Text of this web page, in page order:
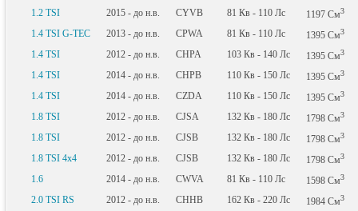
1.2 TSI 2015 - до н.в. CYVB 81 Кв - 110 Лс 1197 См3
1.4 TSI G-TEC 2013 - до н.в. CPWA 81 Кв - 110 Лс 1395 См3
1.4 TSI 2012 - до н.в. CHPA 103 Кв - 140 Лс 1395 См3
1.4 TSI 2014 - до н.в. CHPB 110 Кв - 150 Лс 1395 См3
1.4 TSI 2014 - до н.в. CZDA 110 Кв - 150 Лс 1395 См3
1.8 TSI 2012 - до н.в. CJSA 132 Кв - 180 Лс 1798 См3
1.8 TSI 2012 - до н.в. CJSB 132 Кв - 180 Лс 1798 См3
1.8 TSI 4x4 2012 - до н.в. CJSB 132 Кв - 180 Лс 1798 См3
1.6 2014 - до н.в. CWVA 81 Кв - 110 Лс 1598 См3
2.0 TSI RS 2012 - до н.в. CHHB 162 Кв - 220 Лс 1984 См3